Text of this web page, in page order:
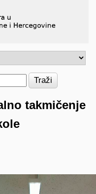
Traži
takmičenje